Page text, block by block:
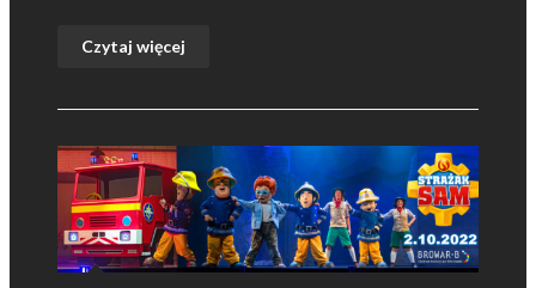
Czytaj więcej